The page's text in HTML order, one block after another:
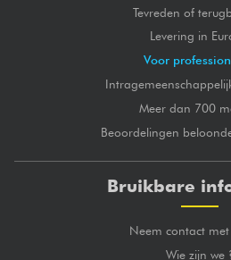
Tevreden of
Levering in
Voor
Meer dan 700
Beoordelingen
Bruikbare
Neem contact
Wie zijn we